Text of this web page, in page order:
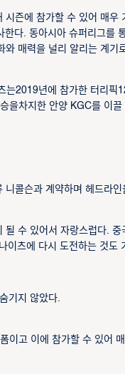
즌에 참가할 수 있어 매우
다. 동아시아 슈퍼리그를
매력을 널리 알리는 계기
2019년에 참가한 터리픽
을차지한 안양 KGC를 이끌
콜슨과 계약하며 헤드라인
수 있어서 자랑스럽다.
츠에 다시 도전하는 것도
기지 않았다.
이고 이에 참가할 수 있어